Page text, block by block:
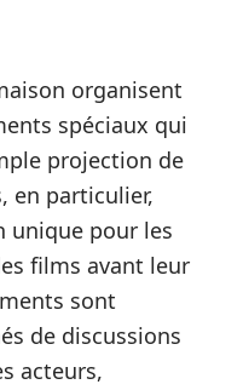
organisent
spéciaux qui
projection de
en particulier,
unique pour les
films avant leur
sont
de discussions
acteurs,